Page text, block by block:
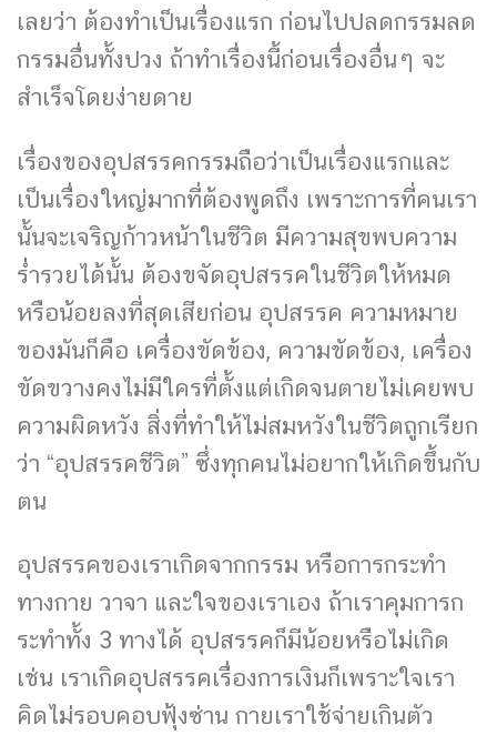
เลยว่า ต้องทำเป็นเรื่องแรก ก่อนไปปลดกรรมลด
กรรมอื่นทั้งปวง ถ้าทำเรื่องนี้ก่อนเรื่องอื่นๆ จะ
สำเร็จโดยง่ายดาย
เรื่องของอุปสรรคกรรมถือว่าเป็นเรื่องแรกและ
เป็นเรื่องใหญ่มากที่ต้องพูดถึง เพราะการที่คนเรา
นั้นจะเจริญก้าวหน้าในชีวิต มีความสุขพบความ
ร่ำรวยได้นั้น ต้องขจัดอุปสรรคในชีวิตให้หมด
หรือน้อยลงที่สุดเสียก่อน อุปสรรค ความหมาย
ของมันก็คือ เครื่องขัดข้อง, ความขัดข้อง, เครื่อง
ขัดขวางคงไม่มีใครที่ตั้งแต่เกิดจนตายไม่เคยพบ
ความผิดหวัง สิ่งที่ทำให้ไม่สมหวังในชีวิตถูกเรียก
ว่า “อุปสรรคชีวิต” ซึ่งทุกคนไม่อยากให้เกิดขึ้นกับ
ตน
อุปสรรคของเราเกิดจากกรรม หรือการกระทำ
ทางกาย วาจา และใจของเราเอง ถ้าเราคุมการก
ระทำทั้ง 3 ทางได้ อุปสรรคก็มีน้อยหรือไม่เกิด
เช่น เราเกิดอุปสรรคเรื่องการเงินก็เพราะใจเรา
คิดไม่รอบคอบฟุ้งซ่าน กายเราใช้จ่ายเกินตัว